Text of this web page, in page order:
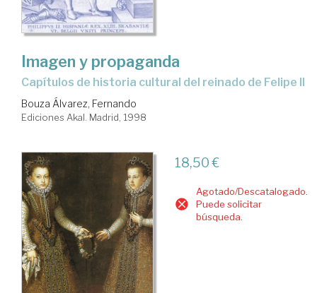
Imagen y propaganda
capítulos de historia cultural del reinado de Felipe II
Bouza Álvarez, Fernando
Ediciones Akal. Madrid, 1998
18,50 €
Agotado/Descatalogado.
Puede solicitar
búsqueda.